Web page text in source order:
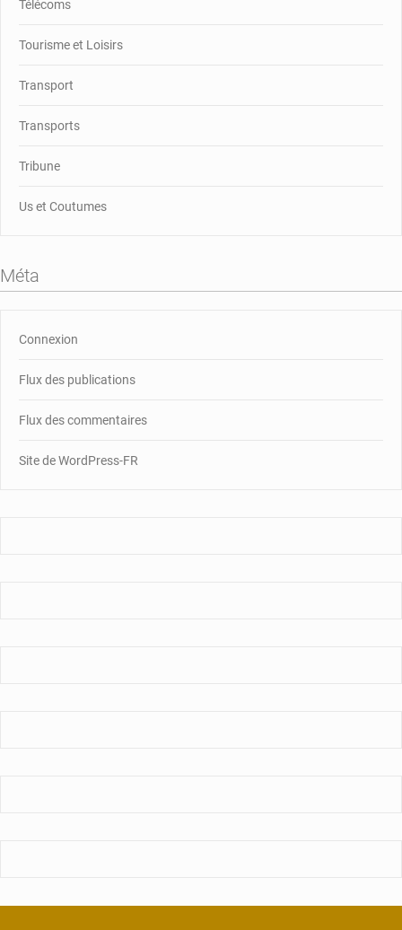
Télécoms
Tourisme et Loisirs
Transport
Transports
Tribune
Us et Coutumes
Méta
Connexion
Flux des publications
Flux des commentaires
Site de WordPress-FR